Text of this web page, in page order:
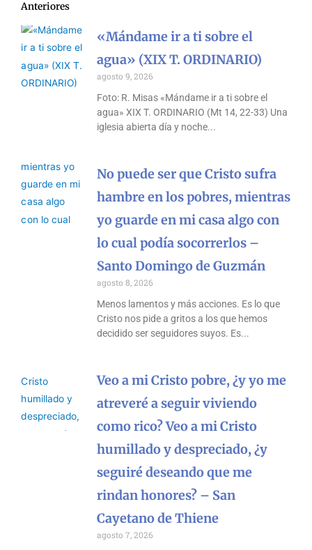
Anteriores
«Mándame ir a ti sobre el
agua» (XIX T. ORDINARIO)
agosto 9, 2026
Foto: R. Misas «Mándame ir a ti sobre el
agua» XIX T. ORDINARIO (Mt 14, 22-33) Una
iglesia abierta día y noche
No puede ser que Cristo sufra
hambre en los pobres, mientras
yo guarde en mi casa algo con
lo cual podía socorrerlos –
Santo Domingo de Guzmán
agosto 8, 2026
Menos lamentos y más acciones. Es lo que
Cristo nos pide a gritos a los que hemos
decidido ser seguidores suyos. Es
Veo a mi Cristo pobre, ¿y yo me
atreveré a seguir viviendo
como rico? Veo a mi Cristo
humillado y despreciado, ¿y
seguiré deseando que me
rindan honores? – San
Cayetano de Thiene
agosto 7, 2026